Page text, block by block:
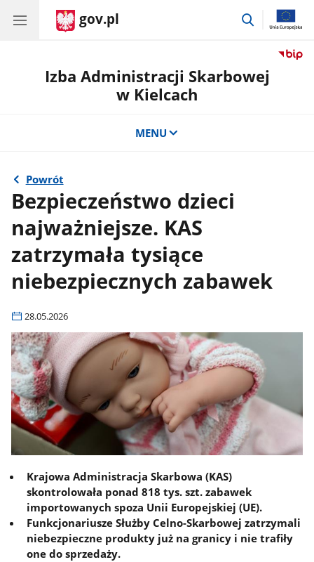
gov.pl
przejdź
Izba Administracji Skarbowej
w Kielcach
MENU
Powrót
Bezpieczeństwo dzieci
najważniejsze. KAS
zatrzymała tysiące
niebezpiecznych zabawek
28.05.2026
Krajowa Administracja Skarbowa (KAS)
skontrolowała ponad 818 tys. szt. zabawek
importowanych spoza Unii Europejskiej (UE).
Funkcjonariusze Służby Celno-Skarbowej zatrzymali
niebezpieczne produkty już na granicy i nie trafiły
one do sprzedaży.